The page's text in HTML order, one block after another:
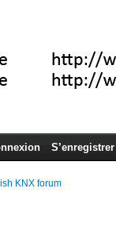
S’enregistrer
KNX forum